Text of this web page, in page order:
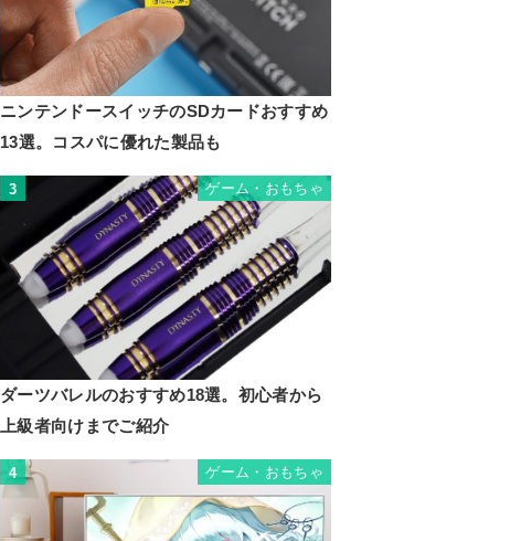
ニンテンドースイッチのSDカードおすすめ
13選。コスパに優れた製品も
3 ゲーム・おもちゃ
ダーツバレルのおすすめ18選。初心者から
上級者向けまでご紹介
4 ゲーム・おもちゃ